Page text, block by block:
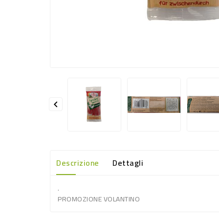

Descrizione Dettagli
.
PROMOZIONE VOLANTINO